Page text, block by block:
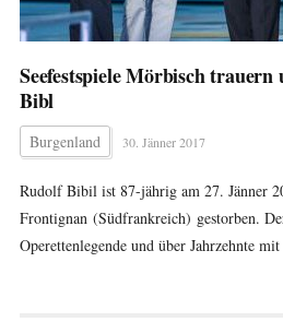
Seefestspiele Mörbisch
Bibl
Burgenland 30. Jänner 2017
Rudolf Bibil ist 87-jährig am 27. Jänner
Frontignan (Südfrankreich) gestorben.
Operettenlegende und über Jahrzehnte